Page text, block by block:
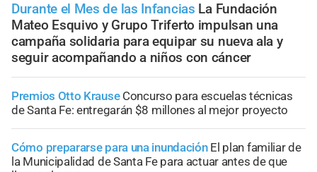
Durante el Mes de las Infancias La Fundación
Mateo Esquivo y Grupo Triferto impulsan una
campaña solidaria para equipar su nueva ala y
seguir acompañando a niños con cáncer
Premios Otto Krause Concurso para escuelas técnicas
de Santa Fe: entregarán $8 millones al mejor proyecto
Cómo prepararse para una inundación El plan familiar de
la Municipalidad de Santa Fe para actuar antes de que